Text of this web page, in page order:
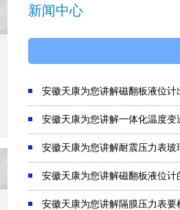
新闻中心
安徽天康为您讲解磁翻板液位计
安徽天康为您讲解一体化温度
安徽天康为您讲解耐震压力表玻
安徽天康为您讲解磁翻板液位计
安徽天康为您讲解隔膜压力表要